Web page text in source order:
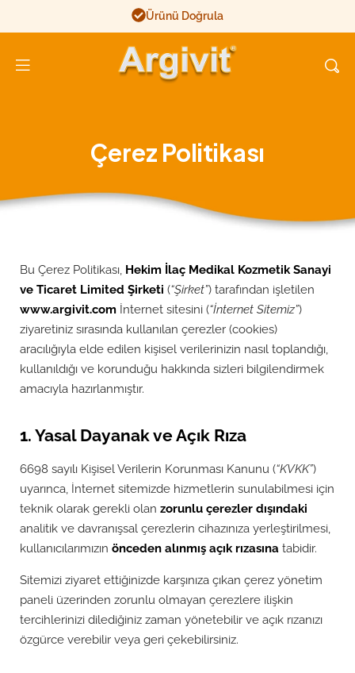
Ürünü Doğrula
Çerez Politikası
Bu Çerez Politikası, Hekim İlaç Medikal Kozmetik Sanayi
ve Ticaret Limited Şirketi (“Şirket”) tarafından işletilen
www.argivit.com İnternet sitesini (“İnternet Sitemiz”)
ziyaretiniz sırasında kullanılan çerezler (cookies)
aracılığıyla elde edilen kişisel verilerinizin nasıl toplandığı,
kullanıldığı ve korunduğu hakkında sizleri bilgilendirmek
amacıyla hazırlanmıştır.
1. Yasal Dayanak ve Açık Rıza
6698 sayılı Kişisel Verilerin Korunması Kanunu (“KVKK”)
uyarınca, İnternet sitemizde hizmetlerin sunulabilmesi için
teknik olarak gerekli olan zorunlu çerezler dışındaki
analitik ve davranışsal çerezlerin cihazınıza yerleştirilmesi,
kullanıcılarımızın önceden alınmış açık rızasına tabidir.
Sitemizi ziyaret ettiğinizde karşınıza çıkan çerez yönetim
paneli üzerinden zorunlu olmayan çerezlere ilişkin
tercihlerinizi dilediğiniz zaman yönetebilir ve açık rızanızı
özgürce verebilir veya geri çekebilirsiniz.